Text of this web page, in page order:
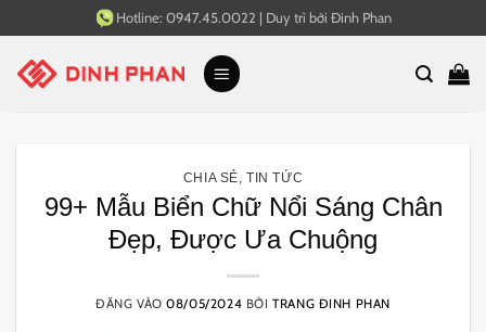
qua
nội
Hotline: 0947.45.0022 | Duy trì bởi Đinh Phan
CHIA SẺ ,TIN TỨC
99+ Mẫu Biển Chữ Nổi Sáng Chân
Đẹp, Được Ưa Chuộng
ĐĂNG VÀO08/05/2024 BỞITRANG ĐINH PHAN